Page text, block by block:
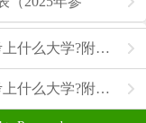
?附位次排名对照表
?附位次排名对照表